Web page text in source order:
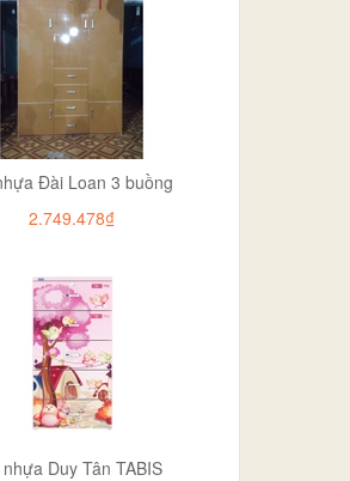
Đài Loan 3 buồng
2.749.478₫
nhựa Duy Tân TABIS